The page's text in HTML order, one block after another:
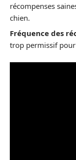
récompenses
chien.
Fréquence des
trop permissif